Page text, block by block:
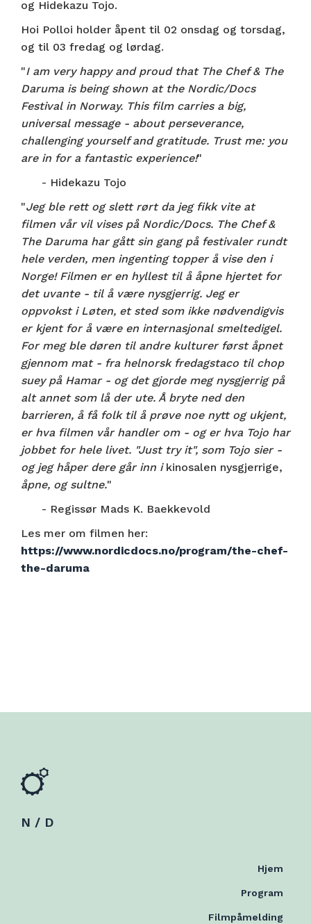
og Hidekazu Tojo.
Hoi Polloi holder åpent til 02 onsdag og torsdag,
og til 03 fredag og lørdag.
"I am very happy and proud that The Chef & The
Daruma is being shown at the Nordic/Docs
Festival in Norway. This film carries a big,
universal message - about perseverance,
challenging yourself and gratitude. Trust me: you
are in for a fantastic experience!"
- Hidekazu Tojo
"Jeg ble rett og slett rørt da jeg fikk vite at
filmen vår vil vises på Nordic/Docs. The Chef &
The Daruma har gått sin gang på festivaler rundt
hele verden, men ingenting topper å vise den i
Norge! Filmen er en hyllest til å åpne hjertet for
det uvante - til å være nysgjerrig. Jeg er
oppvokst i Løten, et sted som ikke nødvendigvis
er kjent for å være en internasjonal smeltedigel.
For meg ble døren til andre kulturer først åpnet
gjennom mat - fra helnorsk fredagstaco til chop
suey på Hamar - og det gjorde meg nysgjerrig på
alt annet som lå der ute. Å bryte ned den
barrieren, å få folk til å prøve noe nytt og ukjent,
er hva filmen vår handler om - og er hva Tojo har
jobbet for hele livet. "Just try it", som Tojo sier -
og jeg håper dere går inn i kinosalen nysgjerrige,
åpne, og sultne."
- Regissør Mads K. Baekkevold
Les mer om filmen her:
https://www.nordicdocs.no/program/the-chef-
the-daruma
N / D
Hjem
Program
Filmpåmelding